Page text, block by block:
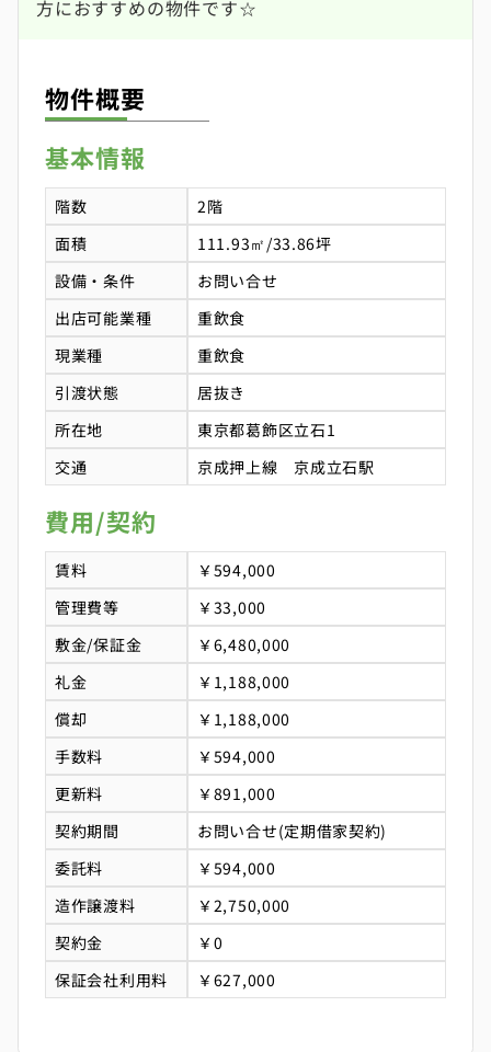
方におすすめの物件です☆
物件概要
基本情報
階数
2階
面積
111.93㎡/33.86坪
設備・条件
お問い合せ
出店可能業種
重飲食
現業種
重飲食
引渡状態
居抜き
所在地
東京都葛飾区立石1
交通
京成押上線 京成立石駅
費用/契約
賃料
￥594,000
管理費等
￥33,000
敷金/保証金
￥6,480,000
礼金
￥1,188,000
償却
￥1,188,000
手数料
￥594,000
更新料
￥891,000
契約期間
お問い合せ(定期借家契約)
委託料
￥594,000
造作譲渡料
￥2,750,000
契約金
￥0
保証会社利用料
￥627,000